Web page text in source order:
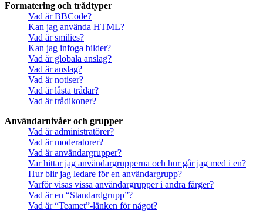
Formatering och trådtyper
Vad är BBCode?
Kan jag använda HTML?
Vad är smilies?
Kan jag infoga bilder?
Vad är globala anslag?
Vad är anslag?
Vad är notiser?
Vad är låsta trådar?
Vad är trådikoner?
Användarnivåer och grupper
Vad är administratörer?
Vad är moderatorer?
Vad är användargrupper?
Var hittar jag användargrupperna och hur går jag med i en?
Hur blir jag ledare för en användargrupp?
Varför visas vissa användargrupper i andra färger?
Vad är en “Standardgrupp”?
Vad är “Teamet”-länken för något?